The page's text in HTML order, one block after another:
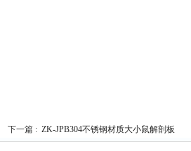
下一篇 : ZK-JPB304不锈钢材质大小鼠解剖板